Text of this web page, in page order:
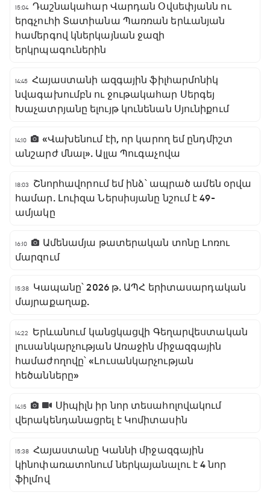
15:04 Դաշնակահար Վարդան Օվսեփյանն ու
երգչուհի Տատիանա Պառռան երևանյան
համերգով կներկայնան ջազի
երկրպագուներին
14:45 Հայաստանի ազգային ֆիլհարմոնիկ
նվագախումբն ու ջութակահար Սերգեյ
Խաչատրյանը ելույթ կունենան Սյունիքում
14:10
«Վախենում էի, որ կարող եմ ընդմիշտ
անշարժ մնալ». Ալլա Պուգաչովա
18:03
Շնորհավորում եմ ինձ՝ ապրած ամեն օրվա
համար. Լուիզա Ներսիսյանը նշում է 49-
ամյակը
16:10
Ամենամյա թատերական տոնը Լոռու
մարզում
15:38
Կապանը՝ 2026 թ. ԱՊՀ երիտասարդական
մայրաքաղաք.
14:22
Երևանում կանցկացվի Գեղարվեստական
լուսանկարչության Առաջին միջազգային
համաժողովը՝ «Լուսանկարչության
հեծանները»
14:15
Սիպիլն իր նոր տեսահոլովակում
վերակենդանացրել է Կոմիտասին
15:38 Հայաստանը Կաննի միջազգային
կինոփառատոնում ներկայանալու է 4 նոր
ֆիլմով